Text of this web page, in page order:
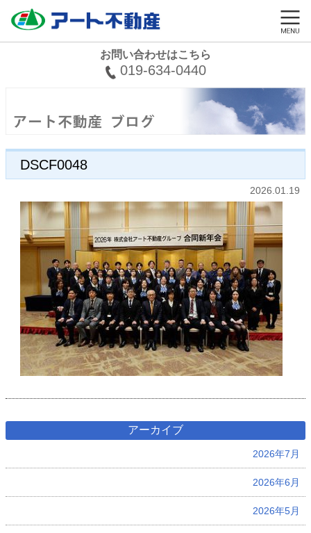
お問い合わせはこちら
019-634-0440
DSCF0048
2026.01.19
アーカイブ
2026年7月
2026年6月
2026年5月